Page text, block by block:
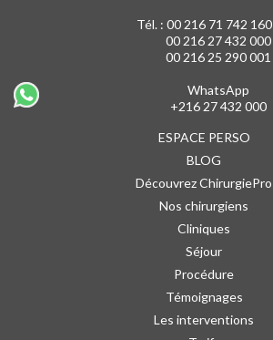
Tél. : 00 216 71 742 160
00 216 27 432 000
00 216 25 290 001
WhatsApp
+216 27 432 000
ESPACE PERSO
BLOG
Découvrez ChirurgiePro
Nos chirurgiens
Cliniques
Séjour
Procédure
Témoignages
Les interventions